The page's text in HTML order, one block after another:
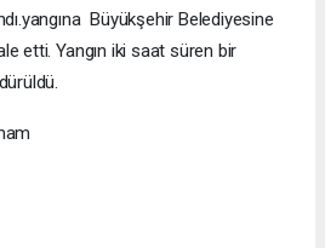
Büyükşehir Belediyesine
etti. Yangın iki saat süren bir